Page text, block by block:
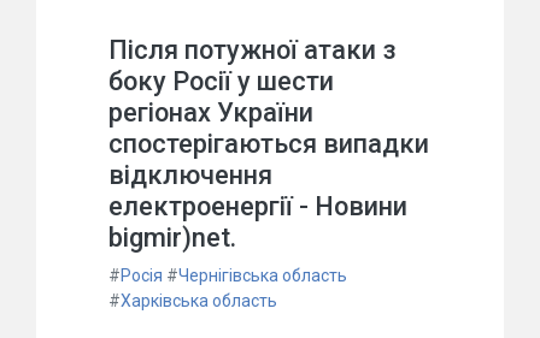
Після потужної атаки з
боку Росії у шести
регіонах України
спостерігаються випадки
відключення
електроенергії - Новини
bigmir)net.
#Росія #Чернігівська область
#Харківська область